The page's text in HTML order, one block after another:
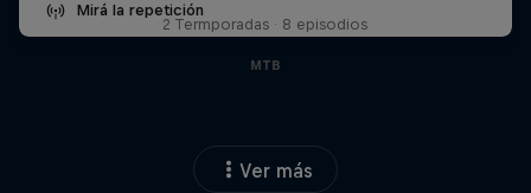
Mirá la repetición
2 Termporadas · 8 episodios
MTB
Ver más